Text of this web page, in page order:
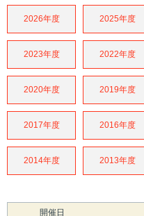
2026年度 2025年度
2023年度 2022年度
2020年度 2019年度
2017年度 2016年度
2014年度 2013年度
開催日